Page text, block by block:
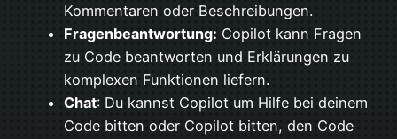
Kommentaren oder Beschreibungen.
Fragenbeantwortung: Copilot kann Fragen
zu Code beantworten und Erklärungen zu
komplexen Funktionen liefern.
Chat: Du kannst Copilot um Hilfe bei deinem
Code bitten oder Copilot bitten, den Code